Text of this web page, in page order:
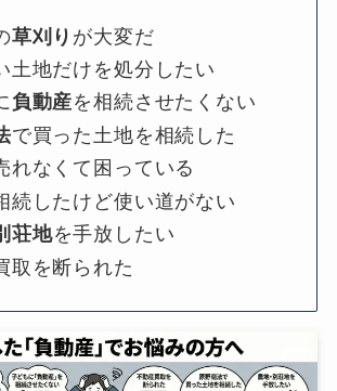
草刈り が大変だ
土地だけを処分したい
負動産を相続させたくない
で買った土地を相続した
れなくて困っている
続したけど使い道がない
荘地を手放したい
取を断られた